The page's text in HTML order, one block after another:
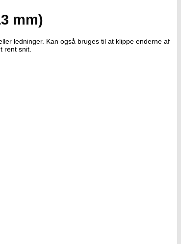
mm)
ledninger. Kan også bruges til at klippe enderne af
rent snit.